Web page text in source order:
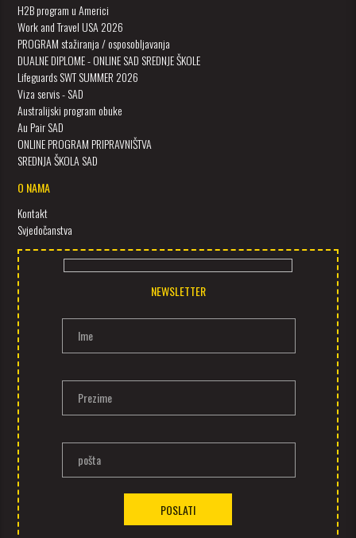
H2B program u Americi
Work and Travel USA 2026
PROGRAM stažiranja / osposobljavanja
DUALNE DIPLOME - ONLINE SAD SREDNJE ŠKOLE
Lifeguards SWT SUMMER 2026
Viza servis - SAD
Australijski program obuke
Au Pair SAD
ONLINE PROGRAM PRIPRAVNIŠTVA
SREDNJA ŠKOLA SAD
O NAMA
Kontakt
Svjedočanstva
NEWSLETTER
Ime
Prezime
pošta